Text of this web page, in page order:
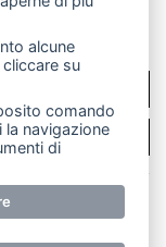
diritti riservati.
anche
alcune
su
comando
la navigazione
di